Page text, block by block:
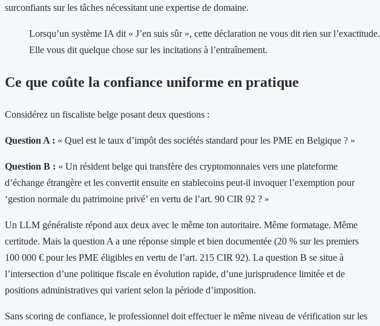
surconfiants sur les tâches nécessitant une expertise de domaine.
Lorsqu’un système IA dit « J’en suis sûr », cette déclaration ne vous dit rien sur l’exactitude.
Elle vous dit quelque chose sur les incitations à l’entraînement.
Ce que coûte la confiance uniforme en pratique
Considérez un fiscaliste belge posant deux questions :
Question A : « Quel est le taux d’impôt des sociétés standard pour les PME en Belgique ? »
Question B : « Un résident belge qui transfère des cryptomonnaies vers une plateforme
d’échange étrangère et les convertit ensuite en stablecoins peut-il invoquer l’exemption pour
‘gestion normale du patrimoine privé’ en vertu de l’art. 90 CIR 92 ? »
Un LLM généraliste répond aux deux avec le même ton autoritaire. Même formatage. Même
certitude. Mais la question A a une réponse simple et bien documentée (20 % sur les premiers
100 000 € pour les PME éligibles en vertu de l’art. 215 CIR 92). La question B se situe à
l’intersection d’une politique fiscale en évolution rapide, d’une jurisprudence limitée et de
positions administratives qui varient selon la période d’imposition.
Sans scoring de confiance, le professionnel doit effectuer le même niveau de vérification sur les